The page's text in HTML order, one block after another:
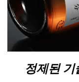
정제된